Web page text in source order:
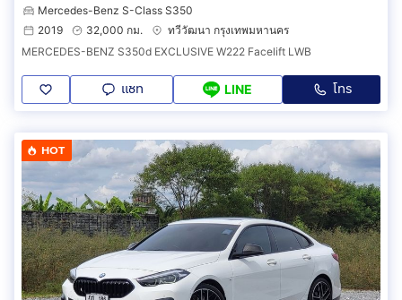
Mercedes-Benz S-Class S350
2019
32,000 กม.
ทวีวัฒนา กรุงเทพมหานคร
MERCEDES-BENZ S350d EXCLUSIVE W222 Facelift LWB
แชท LINE โทร
HOT